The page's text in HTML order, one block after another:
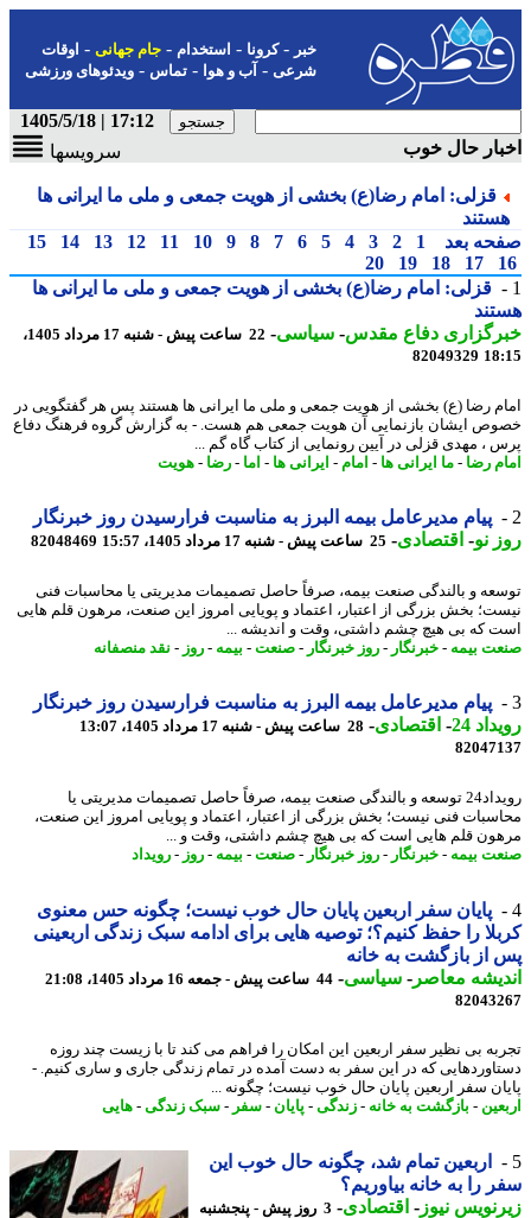
-کرونا-استخدام- جام جهانی-اوقات
شرعی-آب و هوا-تماس-ویدئوهای ورزشی
17:12 | 1405/5/18
حال خوب
سرویسها
قزلی: امام رضا(ع) بخشی از هویت جمعی و ملی ما ایرانی ها
بعد
1
2
3
4
5
6
7
8
9
10
11
12
13
14
15
17
18
19
20
قزلی: امام رضا(ع) بخشی از هویت جمعی و ملی ما ایرانی ها
دفاع مقدس-سیاسی-
22 ساعت پیش - شنبه 17 مرداد 1405،
82049329
رضا (ع) بخشی از هویت جمعی و ملی ما ایرانی ها هستند پس هر گفتگویی در
ایشان بازنمایی آن هویت جمعی هم هست. - به گزارش گروه فرهنگ دفاع
، مهدی قزلی در آیین رونمایی از کتاب گاه گم ...
رضا -ما ایرانی ها- امام -ایرانی ها- اما - رضا -هویت
پیام مدیرعامل بیمه البرز به مناسبت فرارسیدن روز خبرنگار
نو- اقتصادی-25 ساعت پیش - شنبه 17 مرداد 1405، 15:57 82048469
و بالندگی صنعت بیمه، صرفاً حاصل تصمیمات مدیریتی یا محاسبات فنی
بخش بزرگی از اعتبار، اعتماد و پویایی امروز این صنعت، مرهون قلم هایی
که بی هیچ چشم داشتی، وقت و اندیشه ...
بیمه -خبرنگار -روز خبرنگار -صنعت-بیمه -روز- نقد منصفانه
پیام مدیرعامل بیمه البرز به مناسبت فرارسیدن روز خبرنگار
24
-اقتصادی-28 ساعت پیش - شنبه 17 مرداد 1405، 13:07
رویداد24 توسعه و بالندگی صنعت بیمه، صرفاً حاصل تصمیمات مدیریتی یا
فنی نیست؛ بخش بزرگی از اعتبار، اعتماد و پویایی امروز این صنعت،
قلم هایی است که بی هیچ چشم داشتی، وقت و ...
بیمه -خبرنگار -روز خبرنگار -صنعت-بیمه -روز- رویداد
پایان سفر اربعین پایان حال خوب نیست؛ چگونه حس معنوی
را حفظ کنیم؟؛ توصیه هایی برای ادامه سبک زندگی اربعینی
از بازگشت به خانه
معاصر-سیاسی-44 ساعت پیش - جمعه 16 مرداد 1405، 21:08
بی نظیر سفر اربعین این امکان را فراهم می کند تا با زیست چند روزه
که در این سفر به دست آمده در تمام زندگی جاری و ساری کنیم. -
سفر اربعین پایان حال خوب نیست؛ چگونه ...
-بازگشت به خانه -زندگی-پایان-سفر-سبک زندگی-هایی
اربعین تمام شد، چگونه حال خوب این
را به خانه بیاوریم؟
نیوز-اقتصادی- 3 روز پیش - پنجشنبه